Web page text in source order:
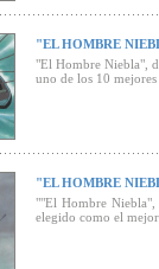
"EL HOMBRE
"El Hombre Niebla",
uno de los 10
"EL HOMBRE
""El Hombre Niebla",
elegido como el